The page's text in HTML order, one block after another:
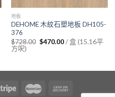
地板
DEHOME 木紋石塑地板 DH105-
376
$728.00 Original
price
$470.00Current
price
/ 盒 (15.16平
方呎)